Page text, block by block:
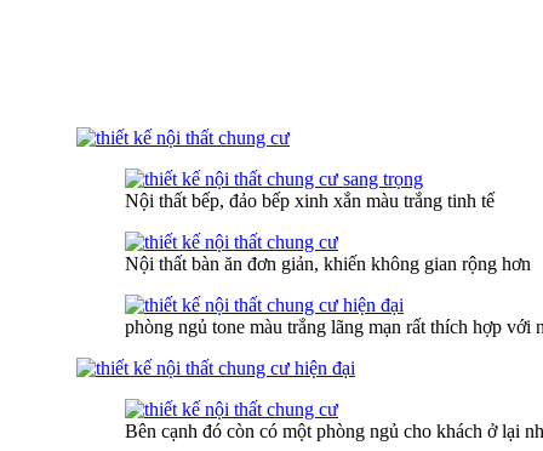
Nội thất bếp, đảo bếp xinh xắn màu trắng tinh tế
Nội thất bàn ăn đơn giản, khiến không gian rộng hơn
phòng ngủ tone màu trắng lãng mạn rất thích hợp với
Bên cạnh đó còn có một phòng ngủ cho khách ở lại